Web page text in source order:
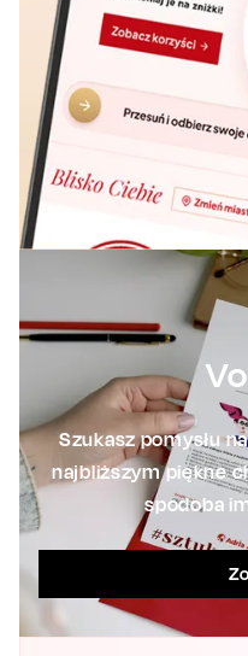
Szukasz pomysłu
najbliższym piękne
spodoba